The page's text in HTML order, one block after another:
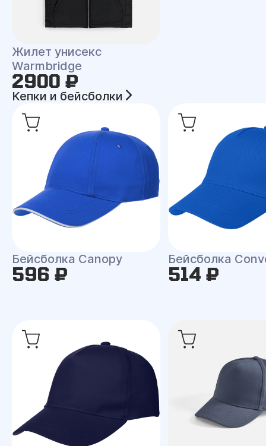
Жилет унисекс
Warmbridge
2900 ₽
Кепки и бейсболки
Бейсболка Canopy
596 ₽
Бейсболка
514 ₽